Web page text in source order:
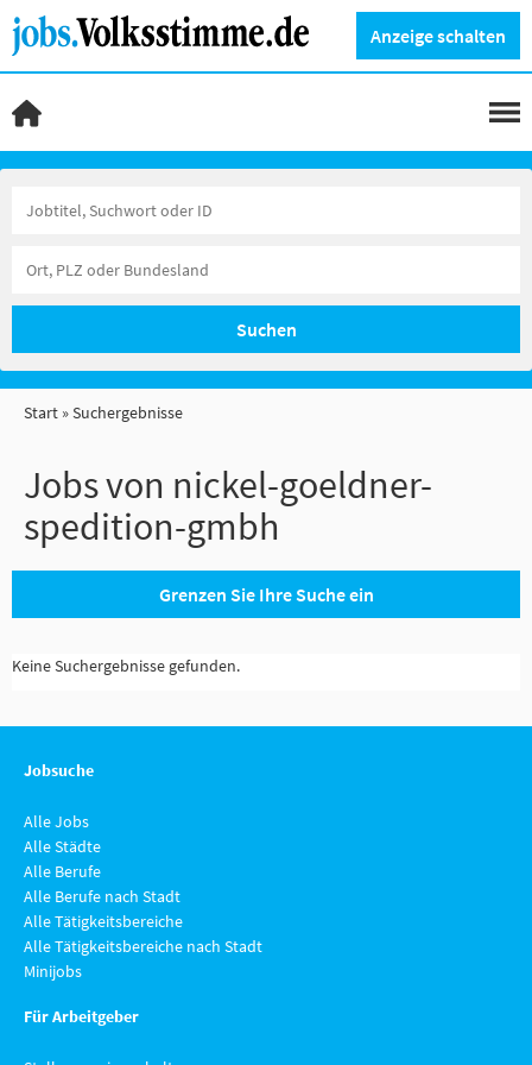
Anzeige schalten
Suchen
Start Suchergebnisse
Jobs von nickel-goeldner-
spedition-gmbh
Grenzen Sie Ihre Suche ein
Keine Suchergebnisse gefunden.
Jobsuche
Alle Jobs
Alle Städte
Alle Berufe
Alle Berufe nach Stadt
Alle Tätigkeitsbereiche
Alle Tätigkeitsbereiche nach Stadt
Minijobs
Für Arbeitgeber